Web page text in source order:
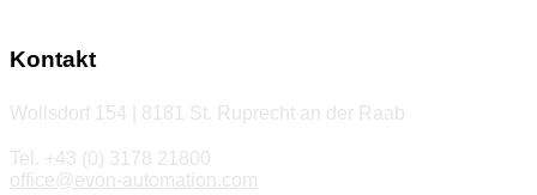
Kontakt
Wollsdorf 154 | 8181 St. Ruprecht an der Raab
Tel. +43 (0) 3178 21800
office@evon-automation.com